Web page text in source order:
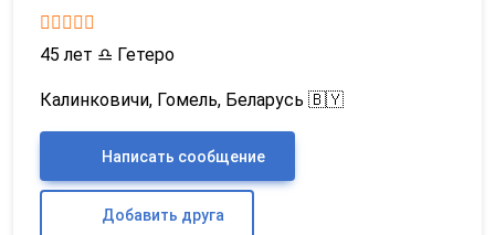
45 лет ♎ Гетеро
Калинковичи, Гомель, Беларусь 🇧🇾
Написать сообщение
Добавить друга